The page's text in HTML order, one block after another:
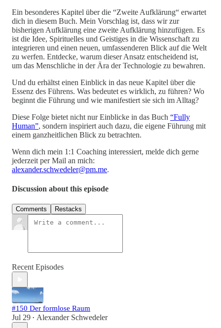
Ein besonderes Kapitel über die “Zweite Aufklärung“ erwartet
dich in diesem Buch. Mein Vorschlag ist, dass wir zur
bisherigen Aufklärung eine zweite Aufklärung hinzufügen. Es
ist die Idee, Spirituelles und Geistiges in die Wissenschaft zu
integrieren und einen neuen, umfassenderen Blick auf die Welt
zu werfen. Entdecke, warum dieser Ansatz entscheidend ist,
um das Menschliche in der Ära der Technologie zu bewahren.
Und du erhältst einen Einblick in das neue Kapitel über die
Essenz des Führens. Was bedeutet es wirklich, zu führen? Wo
beginnt die Führung und wie manifestiert sie sich im Alltag?
Diese Folge bietet nicht nur Einblicke in das Buch “Fully
Human”, sondern inspiriert auch dazu, die eigene Führung mit
einem ganzheitlichen Blick zu betrachten.
Wenn dich mein 1:1 Coaching interessiert, melde dich gerne
jederzeit per Mail an mich:
alexander.schwedeler@pm.me.
Discussion about this episode
Comments Restacks
Recent Episodes
#150 Der formlose Raum
Jul 29 • Alexander Schwedeler